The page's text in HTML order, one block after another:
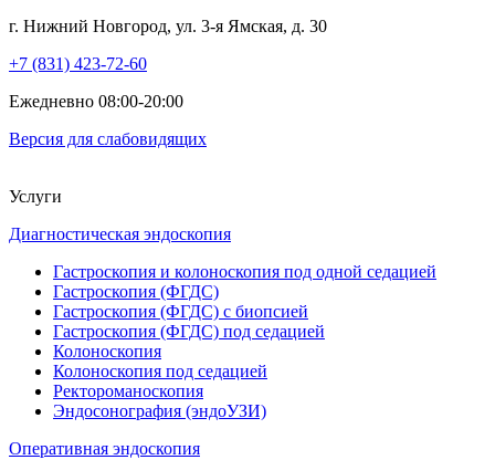
г. Нижний Новгород, ул. 3-я Ямская, д. 30
+7 (831) 423-72-60
Ежедневно 08:00-20:00
Версия для слабовидящих
Услуги
Диагностическая эндоскопия
Гастроскопия и колоноскопия под одной седацией
Гастроскопия (ФГДС)
Гастроскопия (ФГДС) с биопсией
Гастроскопия (ФГДС) под седацией
Колоноскопия
Колоноскопия под седацией
Ректороманоскопия
Эндосонография (эндоУЗИ)
Оперативная эндоскопия